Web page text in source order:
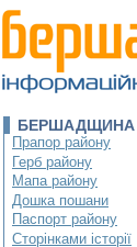
БЕРШАДЩИНА
Прапор району
Герб району
Мапа району
Дошка пошани
Паспорт району
Сторінками історії